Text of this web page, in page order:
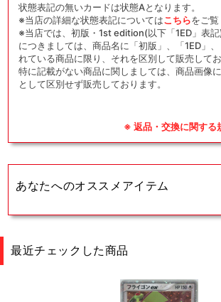
状態表記の無いカードは状態Aとなります。
※当店の詳細な状態表記についてはこちらをご覧
※当店では、初版・1st edition(以下「1ED」表
につきましては、商品名に「初版」、「1ED」
れている商品に限り、それを区別して販売してお
特に記載がない商品に関しましては、商品画像
として区別せず販売しております。
※ 返品・交換に関する
あなたへのオススメアイテム
最近チェックした商品